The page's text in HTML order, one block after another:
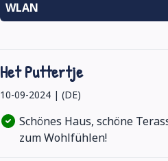
WLAN
Het Puttertje
10-09-2024 | (DE)
Schönes Haus, schöne
zum Wohlfühlen!